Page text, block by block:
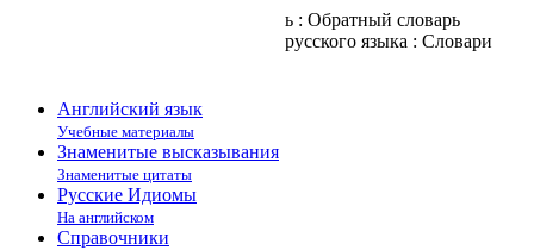
ь : Обратный словарь
русского языка : Cловари
Английский язык
Учебные материалы
Знаменитые высказывания
Знаменитые цитаты
Русские Идиомы
На английском
Справочники